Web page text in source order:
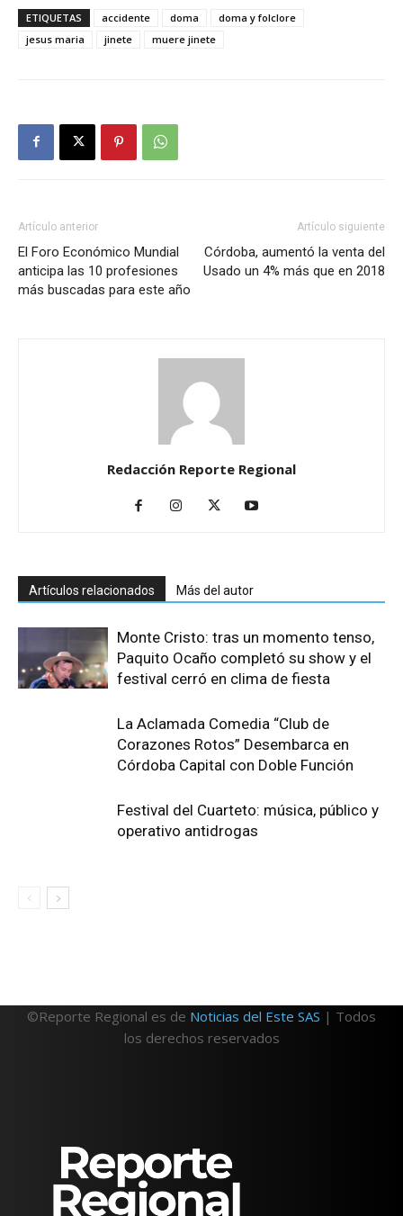
ETIQUETAS accidente doma
doma y folclore
jesus maria
jinete muere jinete
Artículo anterior
El Foro Económico Mundial
anticipa las 10 profesiones
más buscadas para este año
Artículo siguiente
Córdoba, aumentó la venta del
Usado un 4% más que en 2018
Redacción Reporte Regional
Artículos relacionados Más del autor
Monte Cristo: tras un momento tenso,
Paquito Ocaño completó su show y el
festival cerró en clima de fiesta
La Aclamada Comedia “Club de
Corazones Rotos” Desembarca en
Córdoba Capital con Doble Función
Festival del Cuarteto: música, público y
operativo antidrogas
©Reporte Regional es de Noticias del Este SAS | Todos
los derechos reservados